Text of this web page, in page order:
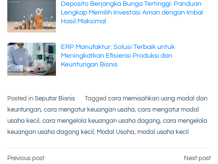
Deposito Berjangka Bunga Tertinggi: Panduan
Lengkap Memilih Investasi Aman dengan Imbal
Hasil Maksimal
ERP Manufaktur: Solusi Terbaik untuk
Meningkatkan Efisiensi Produksi dan
Keuntungan Bisnis
Posted in Seputar Bisnis Tagged cara memisahkan uang modal dan
keuntungan, cara mengatur keuangan usaha, cara mengatur modal
usaha kecil , cara mengelola keuangan usaha dagang, cara mengelola
keuangan usaha dagang kecil , Modal Usaha, modal usaha kecil
Previous post
Next post